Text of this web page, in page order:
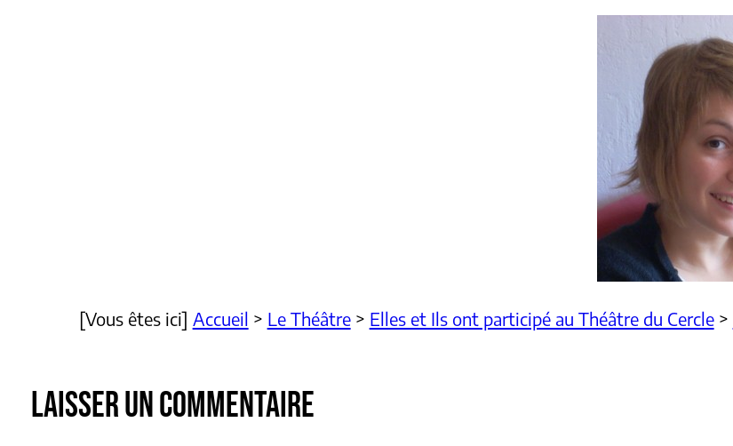
[Vous êtes ici] Accueil > Le Théâtre> Elles et Ils ont participé au Théâtre du Cercle>
LAISSER UN COMMENTAIRE